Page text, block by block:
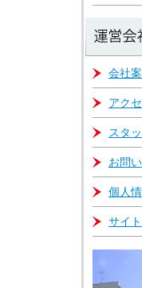
会社
アク
スタ
お問
個人
サイ